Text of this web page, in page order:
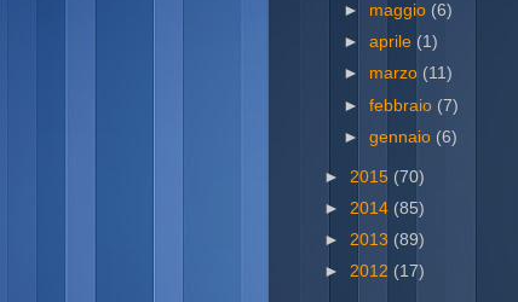
► maggio (6)
►aprile (1)
► marzo (11)
►febbraio (7)
►gennaio (6)
► 2015 (70)
► 2014 (85)
► 2013 (89)
► 2012 (17)